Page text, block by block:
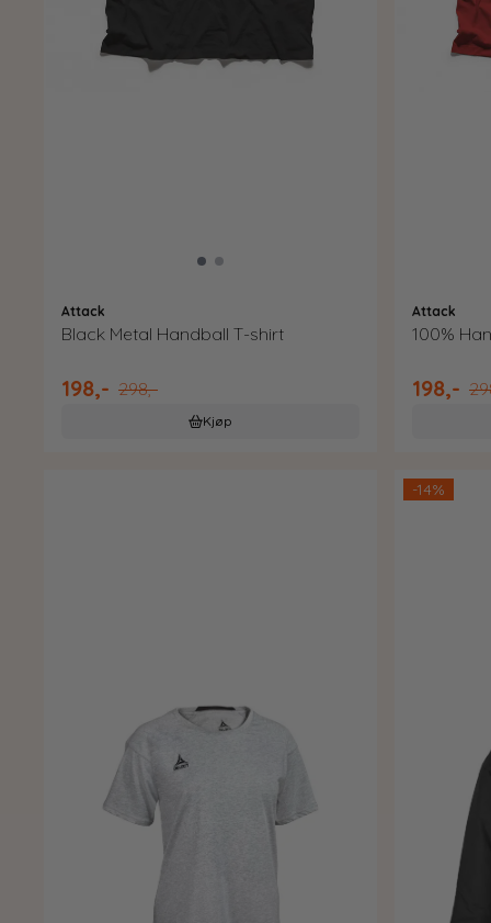
Attack
Black Metal Handball T-shirt
198,- 298,-
Kjøp
Attack
100%
198,-
-14%